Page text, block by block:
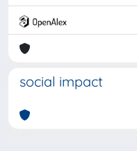
social impact